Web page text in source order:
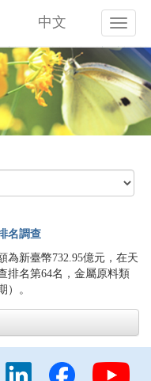
燁
輝
企
業
股
份
有
限
司
中文
名調查
為新臺幣732.95億元，在天
排名第64名，金屬原料類
）。